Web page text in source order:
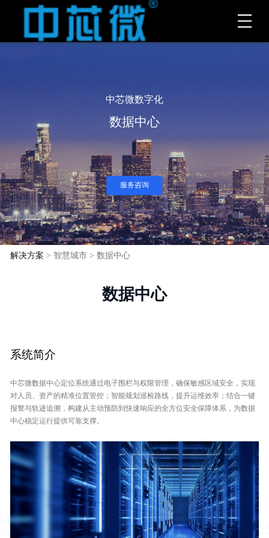
中芯微数字化
数据中心
服务咨询
解决方案 > 智慧城市 > 数据中心
数据中心
系统简介
中芯微数据中心定位系统通过电子围栏与权限管理，确保敏感区域安全，实现
对人员、资产的精准位置管控；智能规划巡检路线，提升运维效率；结合一键
报警与轨迹追溯，构建从主动预防到快速响应的全方位安全保障体系，为数据
中心稳定运行提供可靠支撑。